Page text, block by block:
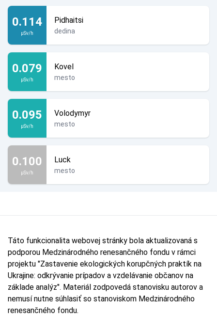
0.114
µSv/h
Pidhaitsi
dedina
0.079
µSv/h
Kovel
mesto
0.095
µSv/h
Volodymyr
mesto
0.100
µSv/h
Luck
mesto
Táto funkcionalita webovej stránky bola aktualizovaná s
podporou Medzinárodného renesančného fondu v rámci
projektu "Zastavenie ekologických korupčných praktík na
Ukrajine: odkrývanie prípadov a vzdelávanie občanov na
základe analýz". Materiál zodpovedá stanovisku autorov a
nemusí nutne súhlasiť so stanoviskom Medzinárodného
renesančného fondu.